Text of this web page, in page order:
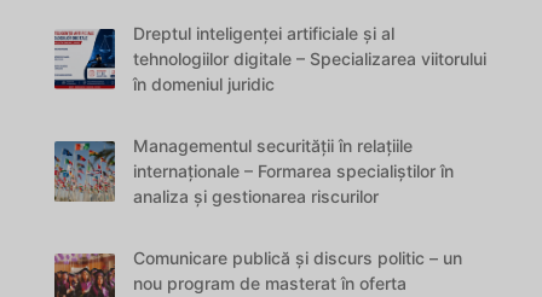
Dreptul inteligenței artificiale și al
tehnologiilor digitale – Specializarea viitorului
în domeniul juridic
Managementul securității în relațiile
internaționale – Formarea specialiștilor în
analiza și gestionarea riscurilor
Comunicare publică și discurs politic – un
nou program de masterat în oferta